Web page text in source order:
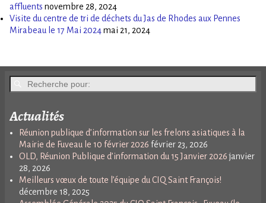
affluents novembre 28, 2024
Visite du centre de tri de déchets du Jas de Rhodes aux Pennes
Mirabeau le 17 Mai 2024mai 21, 2024
Actualités
Réunion publique d’information sur les frelons asiatiques à la
Mairie de Fuveau le 10 février 2026 février 23, 2026
OLD, Réunion Publique d’information du 15 Janvier 2026 janvier
28, 2026
Meilleurs vœux de toute l’équipe du CIQ Saint François!
décembre 18, 2025